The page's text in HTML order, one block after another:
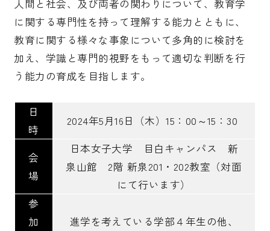
附属豊明幼稚園
附属豊明小学校
附属中学校
日本女子大学通信教育課程
附属機関等
人間と社会、及び両者の関わりについて、教育学
に関する専門性を持って理解する能力とともに、
教育に関する様々な事象について多角的に検討を
加え、学識と専門的視野をもって適切な判断を行
う能力の育成を目指します。
日
時
2024年5月16日（木）15：00～15：30
会
場
日本女子大学 目白キャンパス 新
泉山館 2階 新泉201・202教室（対面
にて行います）
参
加
進学を考えている学部４年生の他、